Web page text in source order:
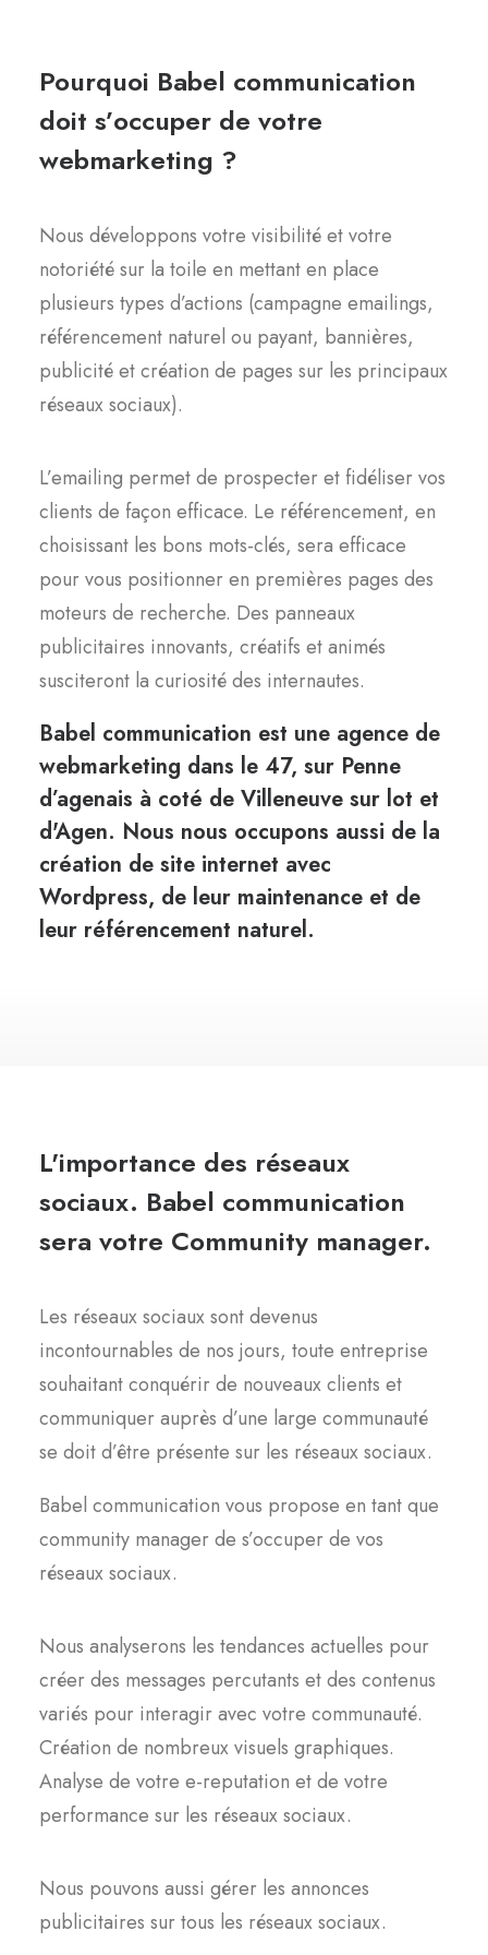
Pourquoi Babel communication
doit s’occuper de votre
webmarketing ?
Nous développons votre visibilité et votre
notoriété sur la toile en mettant en place
plusieurs types d’actions (campagne emailings,
référencement naturel ou payant, bannières,
publicité et création de pages sur les principaux
réseaux sociaux).
L’emailing permet de prospecter et fidéliser vos
clients de façon efficace. Le référencement, en
choisissant les bons mots-clés, sera efficace
pour vous positionner en premières pages des
moteurs de recherche. Des panneaux
publicitaires innovants, créatifs et animés
susciteront la curiosité des internautes.
Babel communication est une agence de
webmarketing dans le 47, sur Penne
d’agenais à coté de Villeneuve sur lot et
d'Agen. Nous nous occupons aussi de la
création de site internet avec
Wordpress, de leur maintenance et de
leur référencement naturel.
L'importance des réseaux
sociaux. Babel communication
sera votre Community manager.
Les réseaux sociaux sont devenus
incontournables de nos jours, toute entreprise
souhaitant conquérir de nouveaux clients et
communiquer auprès d’une large communauté
se doit d’être présente sur les réseaux sociaux.
Babel communication vous propose en tant que
community manager de s’occuper de vos
réseaux sociaux.
Nous analyserons les tendances actuelles pour
créer des messages percutants et des contenus
variés pour interagir avec votre communauté.
Création de nombreux visuels graphiques.
Analyse de votre e-reputation et de votre
performance sur les réseaux sociaux.
Nous pouvons aussi gérer les annonces
publicitaires sur tous les réseaux sociaux.